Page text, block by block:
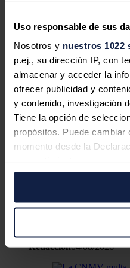
Uso responsable de sus
Nosotros y nuestros 1022
p.ej., su dirección IP, con
almacenar y acceder la
ofrecer publicidad y
y contenido, investigación
Tiene la opción de
propósitos. Puede
momento desde la
Si lo permite, también
Recopilar
puede tener una
Identificar su
características
Obtenga más información
insignia de 1.056 MW en total",
Noticias relacionadas
Siemens
trimestrales por
2022 y enfila
Redacción05/08/2026
BP gana un
ante la subida
Redacción04/08/2026